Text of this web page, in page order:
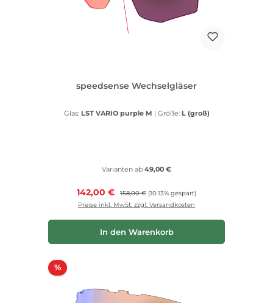
speedsense Wechselgläser
Glas: LST VARIO purple M | Größe: L (groß)
Varianten ab 49,00 €
Verkaufspreis:
142,00 € Regulärer Preis:
158,00 € (10.13% gespart)
Preise inkl. MwSt. zzgl. Versandkosten
In den Warenkorb
%Rabatt